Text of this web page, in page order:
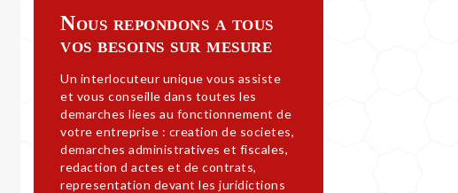
Nous repondons a tous
vos besoins sur mesure
Un interlocuteur unique vous assiste
et vous conseille dans toutes les
demarches liees au fonctionnement de
votre entreprise : creation de societes,
demarches administratives et fiscales,
redaction d actes et de contrats,
representation devant les juridictions